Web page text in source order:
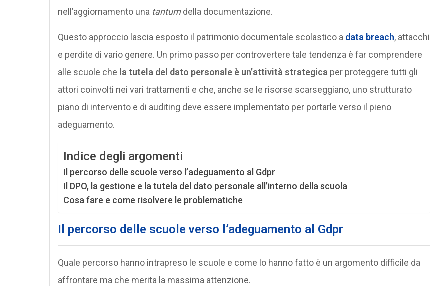
nell’aggiornamento una tantumdella documentazione.
Questo approccio lascia esposto il patrimonio documentale scolastico a data breach, attacchi
e perdite di vario genere. Un primo passo per controvertere tale tendenza è far comprendere
alle scuole che la tutela del dato personale è un’attività strategica per proteggere tutti gli
attori coinvolti nei vari trattamenti e che, anche se le risorse scarseggiano, uno strutturato
piano di intervento e di auditing deve essere implementato per portarle verso il pieno
adeguamento.
Indice degli argomenti
Il percorso delle scuole verso l’adeguamento al Gdpr
Il DPO, la gestione e la tutela del dato personale all’interno della scuola
Cosa fare e come risolvere le problematiche
Il percorso delle scuole verso l’adeguamento al Gdpr
Quale percorso hanno intrapreso le scuole e come lo hanno fatto è un argomento difficile da
affrontare ma che merita la massima attenzione.